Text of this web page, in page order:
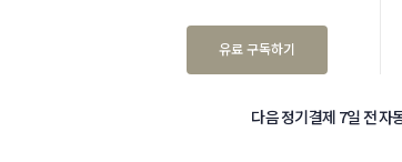
유료 구독하기
다음 정기결제 7일 전 자